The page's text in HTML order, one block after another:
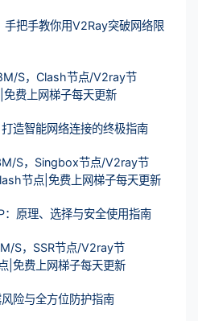
手把手教你用V2Ray突破网络限
S，Clash节点/V2ray节
费上网梯子每天更新
造智能网络连接的终极指南
S，Singbox节点/V2ray节
节点|免费上网梯子每天更新
原理、选择与安全使用指南
S，SSR节点/V2ray节
|免费上网梯子每天更新
险与全方位防护指南